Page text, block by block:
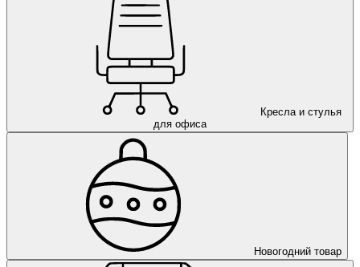
Кресла и стулья
для офиса
Новогодний товар